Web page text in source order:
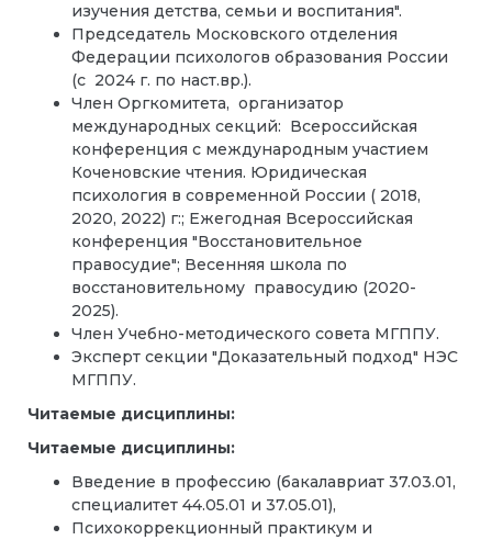
изучения детства, семьи и воспитания".
Председатель Московского отделения
Федерации психологов образования России
(с 2024 г. по наст.вр.).
Член Оргкомитета, организатор
международных секций: Всероссийская
конференция с международным участием
Коченовские чтения. Юридическая
психология в современной России ( 2018,
2020, 2022) г:; Ежегодная Всероссийская
конференция "Восстановительное
правосудие"; Весенняя школа по
восстановительному правосудию (2020-
2025).
Член Учебно-методического совета МГППУ.
Эксперт секции "Доказательный подход" НЭС
МГППУ.
Читаемые дисциплины:
Читаемые дисциплины:
Введение в профессию (бакалавриат 37.03.01,
специалитет 44.05.01 и 37.05.01),
Психокоррекционный практикум и